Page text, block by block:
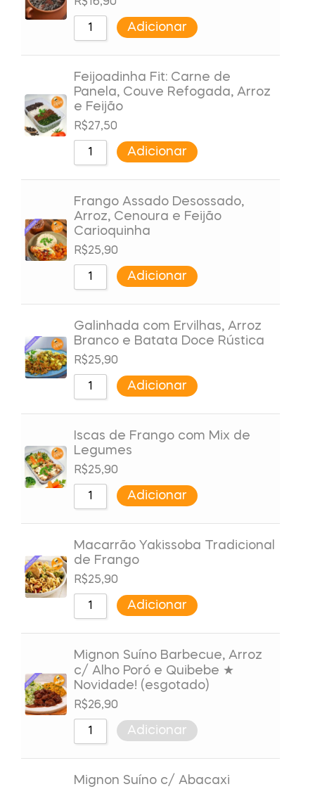
R$ 16,90
Adicionar
Feijoadinha Fit: Carne de
Panela, Couve Refogada, Arroz
e Feijão
R$27,50
Adicionar
Frango Assado Desossado,
Arroz, Cenoura e Feijão
Carioquinha
R$25,90
Adicionar
Galinhada com Ervilhas, Arroz
Branco e Batata Doce Rústica
R$25,90
Adicionar
Iscas de Frango com Mix de
Legumes
R$25,90
Adicionar
Macarrão Yakissoba Tradicional
de Frango
R$25,90
Adicionar
Mignon Suíno Barbecue, Arroz
c/ Alho Poró e Quibebe ★
Novidade! (esgotado)
R$26,90
Adicionar
Mignon Suíno c/ Abacaxi